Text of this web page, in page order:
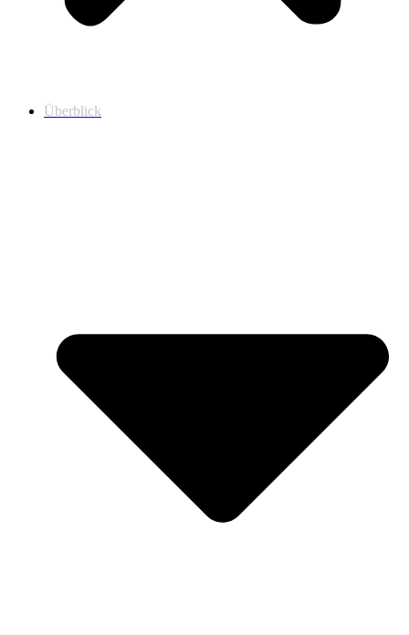
Überblick